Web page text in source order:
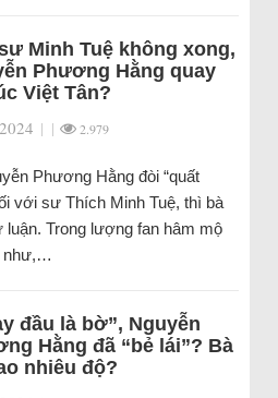
Minh Tuệ không xong,
Phương Hằng quay
Việt Tân?
| | 2.979
Phương Hằng đòi “quất
với sư Thích Minh Tuệ, thì bà
luận. Trong lượng fan hâm mộ
như,…
đầu là bờ”, Nguyễn
Hằng đã “bẻ lái”? Bà
nhiêu độ?